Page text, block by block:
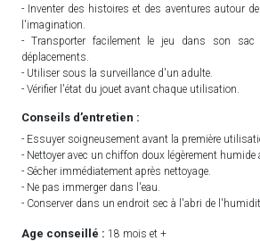
- Inventer des histoires et des aventures autour
l'imagination.
- Transporter facilement le jeu dans son sac
déplacements.
- Utiliser sous la surveillance d'un adulte.
- Vérifier l'état du jouet avant chaque utilisation.
Conseils d’entretien :
- Essuyer soigneusement avant la première
- Nettoyer avec un chiffon doux légèrement humide
- Sécher immédiatement après nettoyage.
- Ne pas immerger dans l'eau.
- Conserver dans un endroit sec à l'abri de
Age conseillé : 18 mois et +